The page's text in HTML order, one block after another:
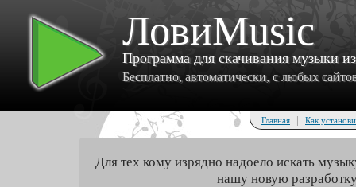
ЛовиMusic
Программа для скачивания музыки
Бесплатно, автоматически, с любых
Главная | Как
Для тех кому изрядно надоело искать
нашу новую